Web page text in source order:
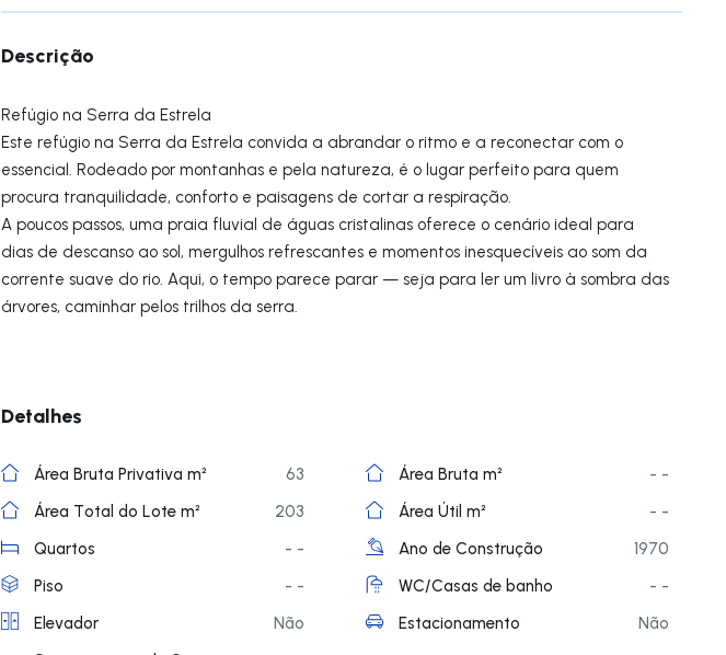
Descrição
Refúgio na Serra da Estrela
Este refúgio na Serra da Estrela convida a abrandar o ritmo e a reconectar com o
essencial. Rodeado por montanhas e pela natureza, é o lugar perfeito para quem
procura tranquilidade, conforto e paisagens de cortar a respiração.
A poucos passos, uma praia fluvial de águas cristalinas oferece o cenário ideal para
dias de descanso ao sol, mergulhos refrescantes e momentos inesquecíveis ao som da
corrente suave do rio. Aqui, o tempo parece parar — seja para ler um livro à sombra das
árvores, caminhar pelos trilhos da serra.
Detalhes
Área Bruta Privativa m² 63 Área Bruta m²
- -
Área Total do Lote m²
203 Área Útil m²
- -
Quartos
- - Ano de Construção
1970
Piso
- - WC/Casas de banho
- -
Elevador
Não Estacionamento
Não